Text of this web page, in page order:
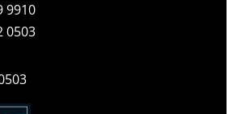
9910
0503